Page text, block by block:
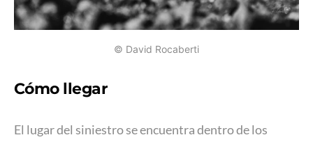
© David Rocaberti
Cómo llegar
El lugar del siniestro se encuentra dentro de los